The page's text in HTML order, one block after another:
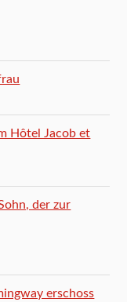
Hôtel Jacob et
der zur
erschoss